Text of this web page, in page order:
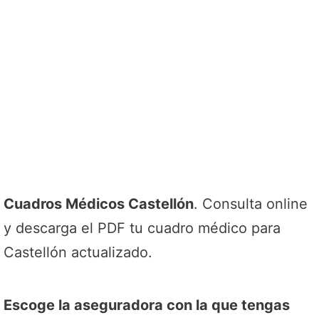
Cuadros Médicos Castellón. Consulta online
y descarga el PDF tu cuadro médico para
Castellón actualizado.
Escoge la aseguradora con la que tengas